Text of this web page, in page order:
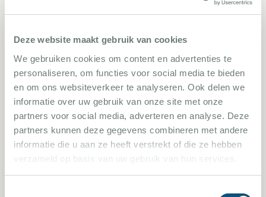
Deze website maakt gebruik van cookies
We gebruiken cookies om content en advertenties te
personaliseren, om functies voor social media te bieden
en om ons websiteverkeer te analyseren. Ook delen we
informatie over uw gebruik van onze site met onze
partners voor social media, adverteren en analyse. Deze
partners kunnen deze gegevens combineren met andere
informatie die u aan ze heeft verstrekt of die ze hebben
verzameld op basis van uw gebruik van hun services.
Carqueiranne 2421
5 Schlafzimmer 14 Personen
Villa bekijken
2590